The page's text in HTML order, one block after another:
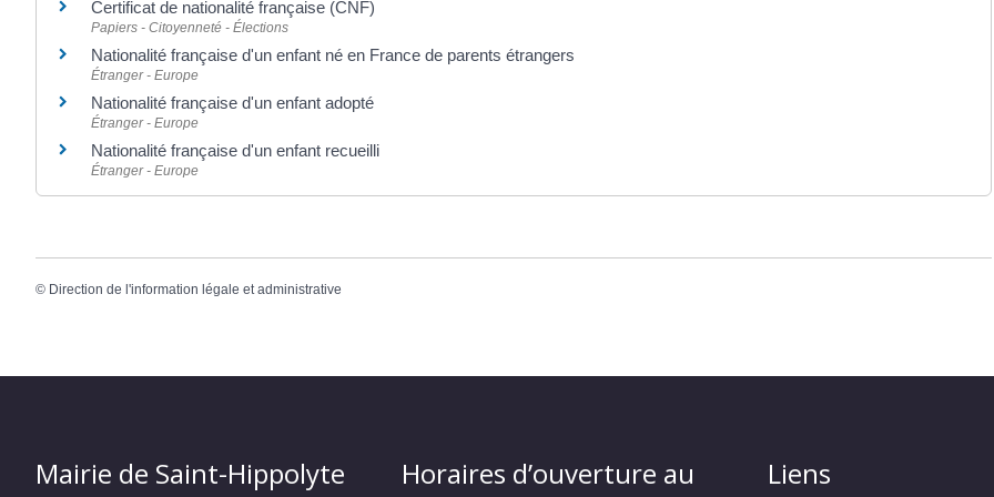
Certificat de nationalité française (CNF)
Papiers - Citoyenneté - Élections
Nationalité française d'un enfant né en France de parents étrangers
Étranger - Europe
Nationalité française d'un enfant adopté
Étranger - Europe
Nationalité française d'un enfant recueilli
Étranger - Europe
© Direction de l'information légale et administrative
Mairie de Saint-Hippolyte
Horaires d’ouverture au
Liens